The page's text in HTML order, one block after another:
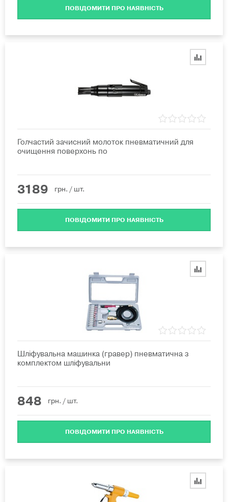
ПОВІДОМИТИ ПРО НАЯВНІСТЬ
Голчастий зачисний молоток пневматичний для
очищення поверхонь по
3189 грн. / шт.
ПОВІДОМИТИ ПРО НАЯВНІСТЬ
Шліфувальна машинка (гравер) пневматична з
комплектом шліфувальни
848 грн. / шт.
ПОВІДОМИТИ ПРО НАЯВНІСТЬ